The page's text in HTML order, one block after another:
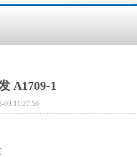
A1709-1
03 11:27:56